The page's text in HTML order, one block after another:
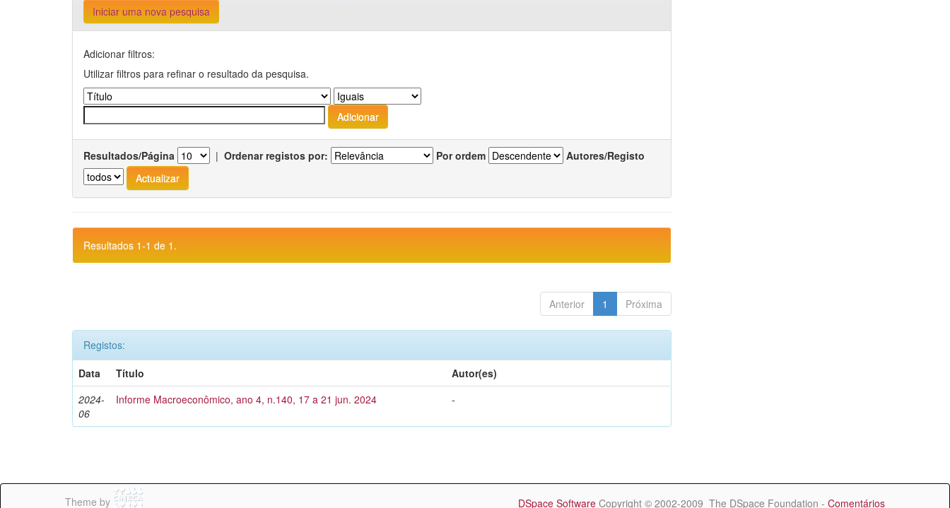
Iniciar uma nova pesquisa
Adicionar filtros:
Utilizar filtros para refinar o resultado da pesquisa.
Resultados/Página | Ordenar registos por: Por ordem Autores/Registo
Resultados 1-1 de 1.
Anterior 1 Próxima
Registos:
Data
Título
Autor(es)
2024-
06
Informe Macroeconômico, ano 4, n.140, 17 a 21 jun. 2024 -
Theme by DSpace Software Copyright © 2002-2009 The DSpace Foundation - Comentários